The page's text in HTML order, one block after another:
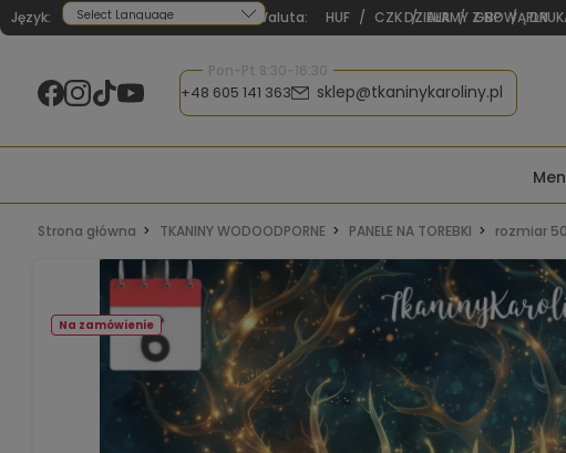
Język:
Powered by
Waluta: HUF / CZK / EUR / GBP / PLN
DZIAŁAMY Z NOWĄ
Pon-Pt 8:30-16:30
+48 605 141 363 sklep@tkaninykaroliny.pl
Strona główna TKANINY WODOODPORNE PANELE NA TOREBKI rozmiar
Na zamówienie